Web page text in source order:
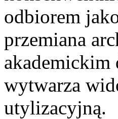
odbiorem
przemiana
wytwarza
utylizacyjną.